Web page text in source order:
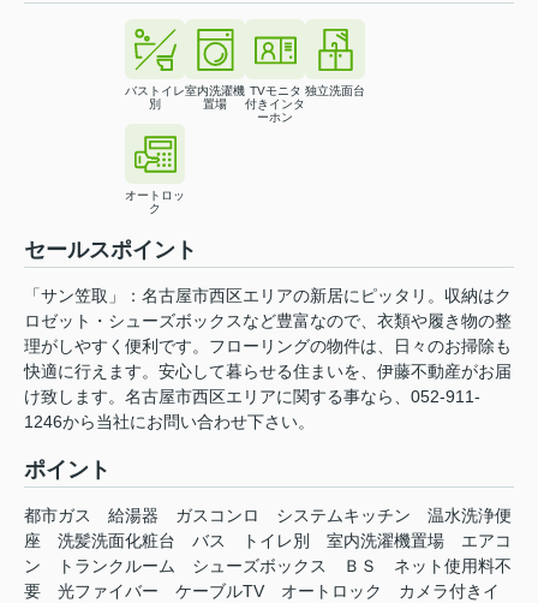
バストイレ
別
室内洗濯機
置場
TVモニタ
付きインタ
ーホン
独立洗面台
オートロッ
ク
セールスポイント
「サン笠取」：名古屋市西区エリアの新居にピッタリ。収納はク
ロゼット・シューズボックスなど豊富なので、衣類や履き物の整
理がしやすく便利です。フローリングの物件は、日々のお掃除も
快適に行えます。安心して暮らせる住まいを、伊藤不動産がお届
け致します。名古屋市西区エリアに関する事なら、052-911-
1246から当社にお問い合わせ下さい。
ポイント
都市ガス 給湯器 ガスコンロ システムキッチン
温水洗浄便
座
洗髪洗面化粧台 バス トイレ別 室内洗濯機置場
エアコ
ン
トランクルーム シューズボックス ＢＳ
ネット使用料不
要
光ファイバー ケーブルTV オートロック
カメラ付きイ